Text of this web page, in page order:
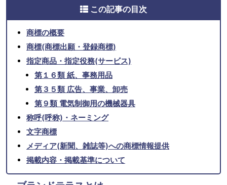
この記事の目次
商標の概要
商標(商標出願・登録商標)
指定商品・指定役務(サービス)
第１６類 紙、事務用品
第３５類 広告、事業、卸売
第９類 電気制御用の機械器具
称呼(呼称)・ネーミング
文字商標
メディア(新聞、雑誌等)への商標情報提供
掲載内容・掲載基準について